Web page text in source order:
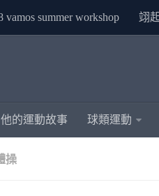
vamos summer workshop 翊
他的運動故事 球類運動
操